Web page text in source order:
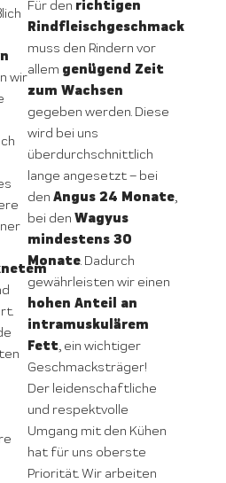
wir
Für den richtigen
Rindfleischgeschmack
muss den Rindern vor
allem genügend Zeit
zum Wachsen
gegeben werden. Diese
wird bei uns
überdurchschnittlich
lange angesetzt – bei
den Angus 24 Monate,
bei den Wagyus
mindestens 30
Monate. Dadurch
gewährleisten wir einen
hohen Anteil an
intramuskulärem
Fett, ein wichtiger
Geschmacksträger!
Der leidenschaftliche
und respektvolle
Umgang mit den Kühen
hat für uns oberste
Priorität. Wir arbeiten